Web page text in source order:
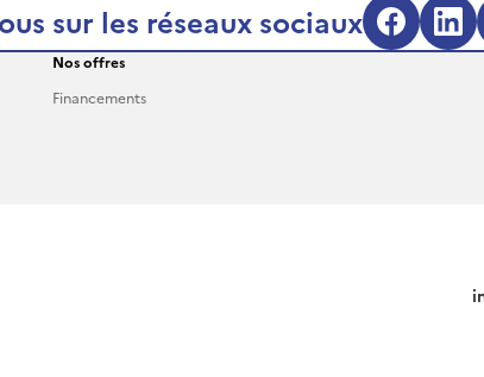
sur les réseaux sociaux
Nos offres
Financements